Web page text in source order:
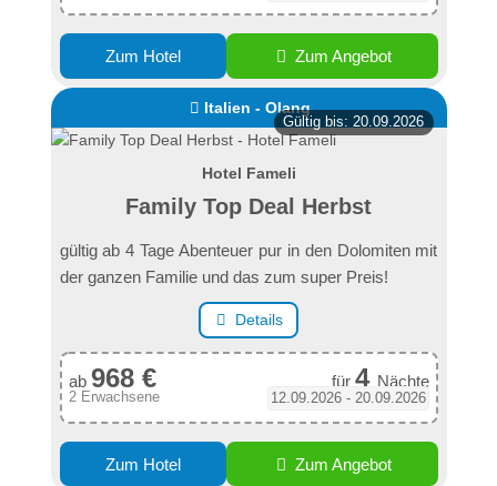
Zum Hotel Zum Angebot
Italien - Olang
Gültig bis: 20.09.2026
Hotel Fameli
Family Top Deal Herbst
gültig ab 4 Tage Abenteuer pur in den Dolomiten mit
der ganzen Familie und das zum super Preis!
Details
ab 968 € für 4 Nächte
2 Erwachsene 12.09.2026 - 20.09.2026
Zum Hotel Zum Angebot